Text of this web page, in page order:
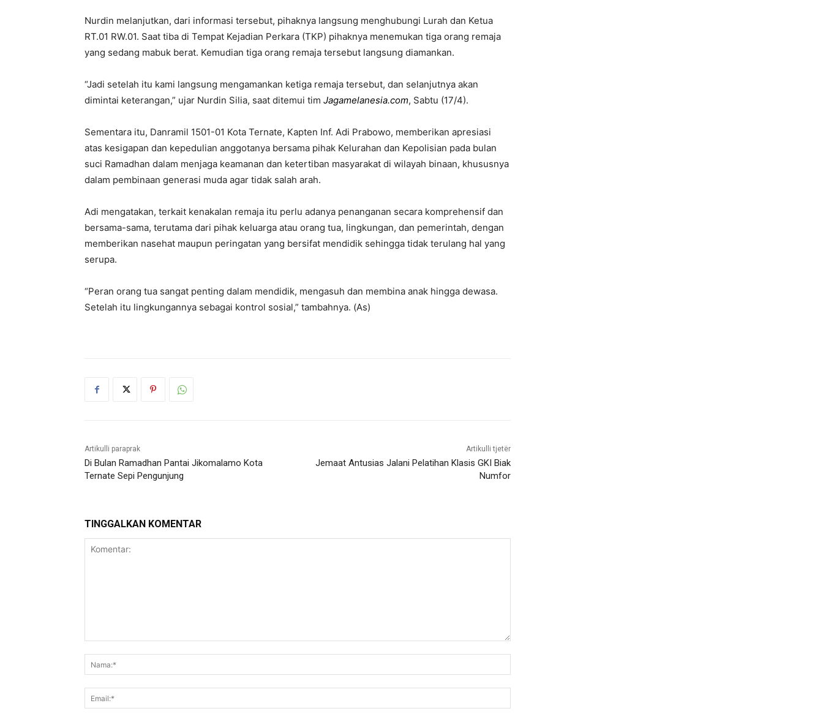
Nurdin melanjutkan, dari informasi tersebut, pihaknya langsung menghubungi Lurah dan Ketua
RT.01 RW.01. Saat tiba di Tempat Kejadian Perkara (TKP) pihaknya menemukan tiga orang remaja
yang sedang mabuk berat. Kemudian tiga orang remaja tersebut langsung diamankan.
“Jadi setelah itu kami langsung mengamankan ketiga remaja tersebut, dan selanjutnya akan
dimintai keterangan,” ujar Nurdin Silia, saat ditemui tim Jagamelanesia.com, Sabtu (17/4).
Sementara itu, Danramil 1501-01 Kota Ternate, Kapten Inf. Adi Prabowo, memberikan apresiasi
atas kesigapan dan kepedulian anggotanya bersama pihak Kelurahan dan Kepolisian pada bulan
suci Ramadhan dalam menjaga keamanan dan ketertiban masyarakat di wilayah binaan, khususnya
dalam pembinaan generasi muda agar tidak salah arah.
Adi mengatakan, terkait kenakalan remaja itu perlu adanya penanganan secara komprehensif dan
bersama-sama, terutama dari pihak keluarga atau orang tua, lingkungan, dan pemerintah, dengan
memberikan nasehat maupun peringatan yang bersifat mendidik sehingga tidak terulang hal yang
serupa.
“Peran orang tua sangat penting dalam mendidik, mengasuh dan membina anak hingga dewasa.
Setelah itu lingkungannya sebagai kontrol sosial,” tambahnya. (As)
Artikulli paraprak
Di Bulan Ramadhan Pantai Jikomalamo Kota
Ternate Sepi Pengunjung
Artikulli tjetër
Jemaat Antusias Jalani Pelatihan Klasis GKI Biak
Numfor
TINGGALKAN KOMENTAR